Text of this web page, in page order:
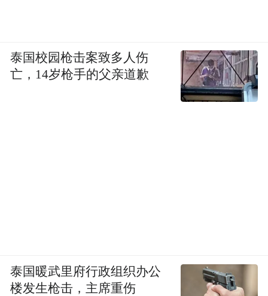
泰国校园枪击案致多人伤
亡，14岁枪手的父亲道歉
泰国暖武里府行政组织办公
楼发生枪击，主席重伤